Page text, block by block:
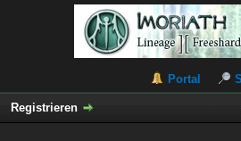
Portal
Registrieren